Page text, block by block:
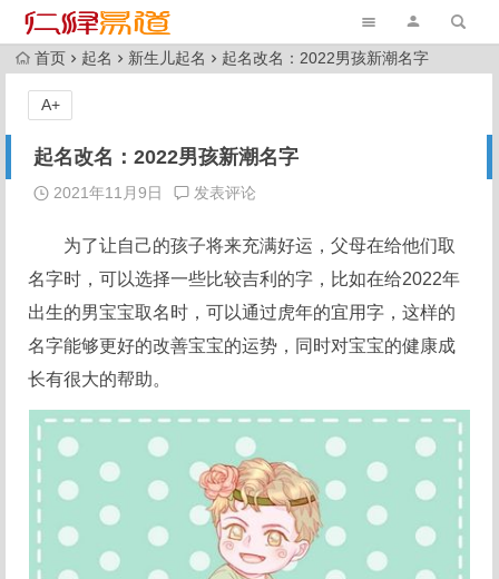
首页 起名 新生儿起名 起名改名：2022男孩新潮名字
起名改名：2022男孩新潮名字
2021年11月9日 发表评论
为了让自己的孩子将来充满好运，父母在给他们取
名字时，可以选择一些比较吉利的字，比如在给2022年
出生的男宝宝取名时，可以通过虎年的宜用字，这样的
名字能够更好的改善宝宝的运势，同时对宝宝的健康成
长有很大的帮助。
A+